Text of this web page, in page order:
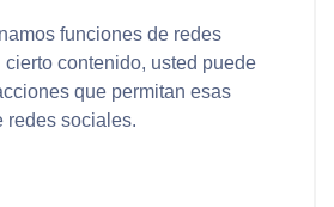
funciones de redes
contenido, usted puede
que permitan esas
redes sociales.